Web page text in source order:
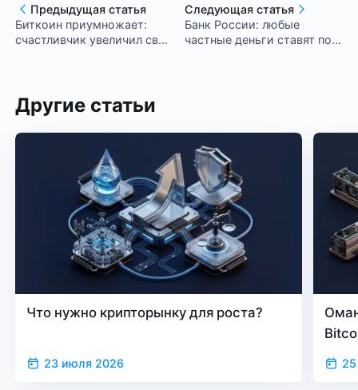
Предыдущая статья
Биткоин приумножает:
счастливчик увеличил свой
Следующая статья
Банк России: любые
частные деньги ставят под
Другие статьи
Что нужно крипторынку для роста?
23 июля 2026